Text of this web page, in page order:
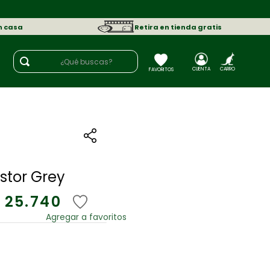
casa Retira en tienda gratis
¿Qué buscas?
Grey
25.740